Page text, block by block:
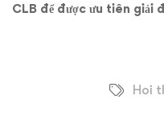
CLB để được ưu tiên giải
Hoi